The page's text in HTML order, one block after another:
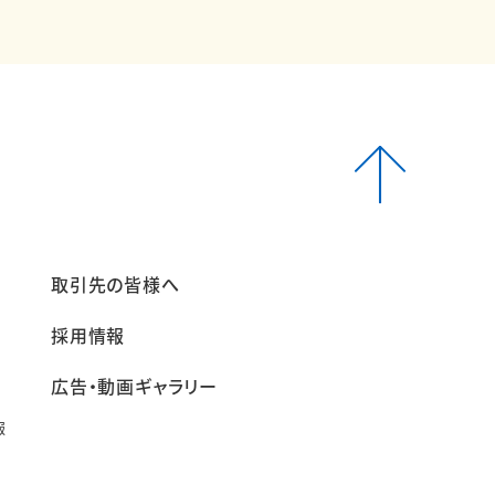
取引先の皆様へ
採用情報
広告・動画ギャラリー